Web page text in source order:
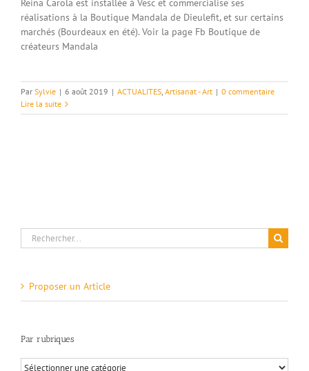
Reina Carola est installée à Vesc et commercialise ses
réalisations à la Boutique Mandala de Dieulefit, et sur certains
marchés (Bourdeaux en été). Voir la page Fb Boutique de
créateurs Mandala
Par Sylvie | 6 août 2019 | ACTUALITES, Artisanat - Art | 0 commentaire
Lire la suite
Rechercher:
Proposer un Article
Par rubriques
Par